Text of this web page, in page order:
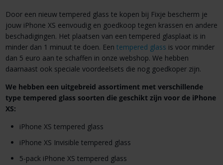
Door een nieuw tempered glass te kopen bij Fixje bescherm je
jouw iPhone XS eenvoudig en goedkoop tegen krassen en andere
beschadigingen. Het plaatsen van een tempered glasplaat is in
minder dan 1 minuut te doen. Een tempered glass is voor minder
dan 5 euro aan te schaffen in onze webshop. We hebben
daarnaast ook speciale voordeelsets die nog goedkoper zijn.
We hebben een uitgebreid assortiment met verschillende
type tempered glass soorten die geschikt zijn voor de iPhone
XS:
iPhone XS tempered glass
iPhone XS Invisible tempered glass
5-pack iPhone XS tempered glass